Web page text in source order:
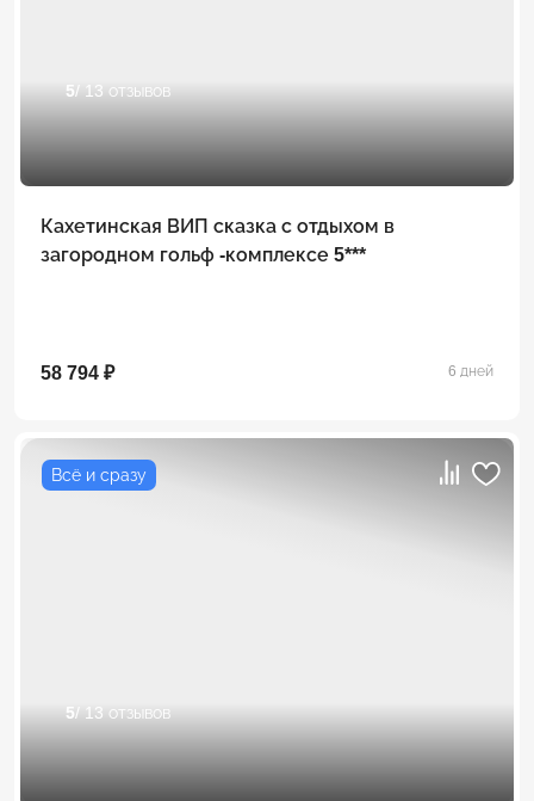
5/ 13 отзывов
Кахетинская ВИП сказка с отдыхом в
загородном гольф -комплексе 5***
58 794 ₽ 6 дней
Всё и сразу
5/ 13 отзывов